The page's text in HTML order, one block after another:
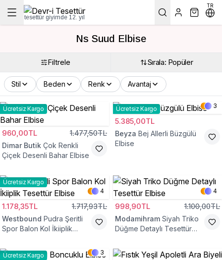
tesettür giyimde 12. yıl
TR
Ns Suud Elbise
Filtrele Sırala: Popüler
Stil Beden Renk Avantaj
Ücretsiz Kargo
960,00TL 1.477,50TL
Dimar Butik Çok Renkli
Çiçek Desenli Bahar Elbise
Ücretsiz Kargo 3
5.385,00TL
Beyza Bej Allerli Büzgülü
Elbise
Ücretsiz Kargo
4
1.178,35TL 1.717,93TL
Westbound Pudra Şeritli
Spor Balon Kol İkiiplik
4
998,90TL 1.100,00TL
Modamihram Siyah Triko
Düğme Detaylı Tesettür
Ücretsiz Kargo 3